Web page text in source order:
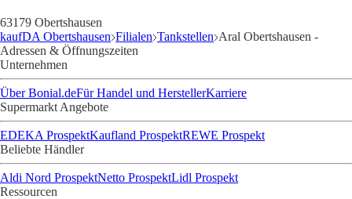
63179 Obertshausen
kaufDA Obertshausen Filialen Tankstellen Aral Obertshausen -
Adressen & Öffnungszeiten
Unternehmen
Über Bonial.deFür Handel und HerstellerKarriere
Supermarkt Angebote
EDEKA ProspektKaufland ProspektREWE Prospekt
Beliebte Händler
Aldi Nord ProspektNetto ProspektLidl Prospekt
Ressourcen